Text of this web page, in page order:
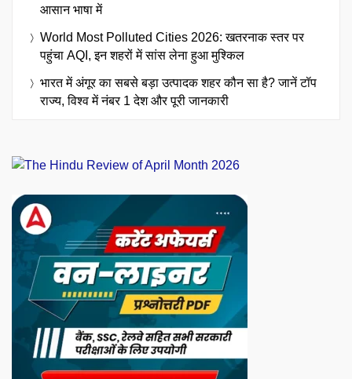
आसान भाषा में
World Most Polluted Cities 2026: खतरनाक स्तर पर
पहुंचा AQI, इन शहरों में सांस लेना हुआ मुश्किल
भारत में अंगूर का सबसे बड़ा उत्पादक शहर कौन सा है? जानें टॉप
राज्य, विश्व में नंबर 1 देश और पूरी जानकारी